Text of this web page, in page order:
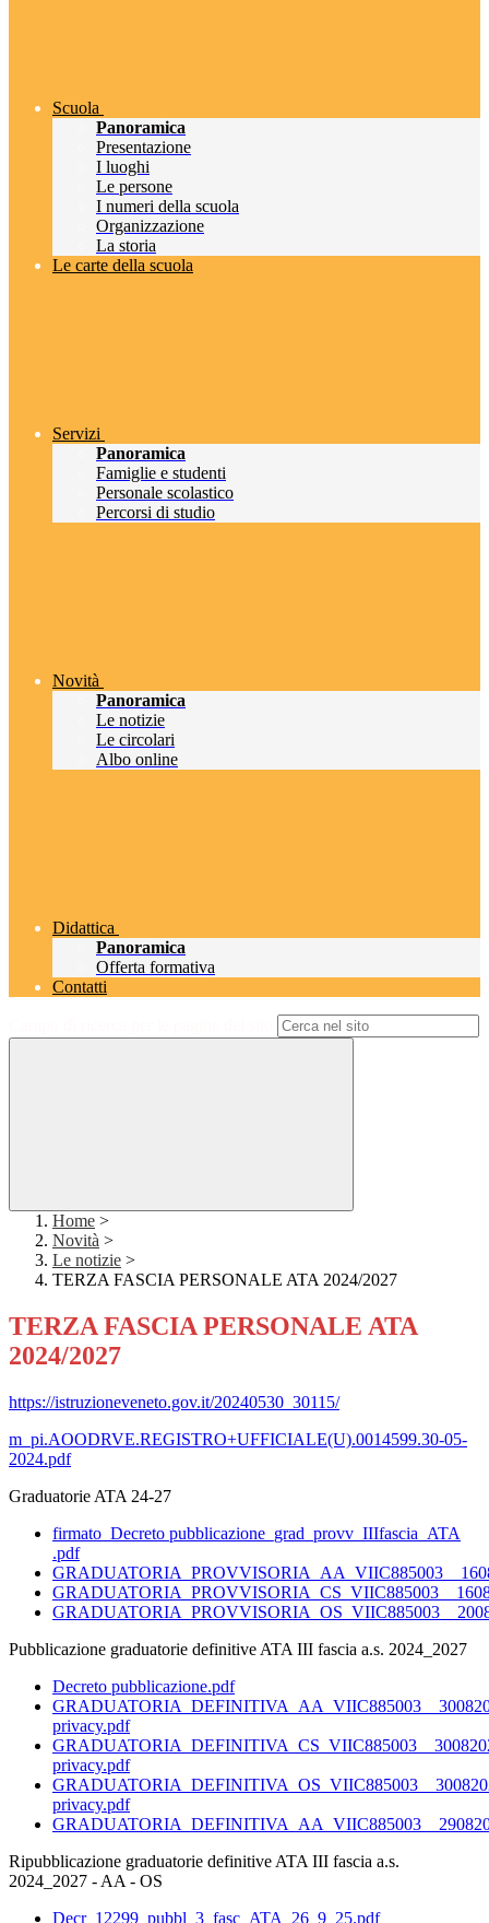
Scuola
Panoramica
Presentazione
I luoghi
Le persone
I numeri della scuola
Organizzazione
La storia
Le carte della scuola
Servizi
Panoramica
Famiglie e studenti
Personale scolastico
Percorsi di studio
Novità
Panoramica
Le notizie
Le circolari
Albo online
Didattica
Panoramica
Offerta formativa
Contatti
Home >
Novità >
Le notizie >
TERZA FASCIA PERSONALE ATA 2024/2027
TERZA FASCIA PERSONALE ATA
2024/2027
https://istruzioneveneto.gov.it/20240530_30115/
m_pi.AOODRVE.REGISTRO+UFFICIALE(U).0014599.30-05-
2024.pdf
Graduatorie ATA 24-27
firmato_Decreto pubblicazione_grad_provv_IIIfascia_ATA
.pdf
Pubblicazione graduatorie definitive ATA III fascia a.s. 2024_2027
Decreto pubblicazione.pdf
privacy.pdf
privacy.pdf
privacy.pdf
Ripubblicazione graduatorie definitive ATA III fascia a.s.
2024_2027 - AA - OS
Decr_12299_pubbl_3_fasc_ATA_26_9_25.pdf